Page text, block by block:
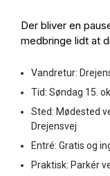
Der bliver en
medbringe lidt at
Vandretur:
Tid: Søndag 15.
Sted: Mødested
Drejensvej
Entré: Gratis og
Praktisk: Parkér